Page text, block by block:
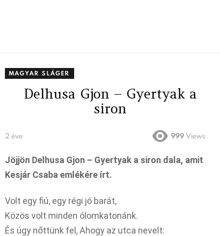
MAGYAR SLÁGER
Delhusa Gjon – Gyertyak a
siron
2 éve 999 Views
Jöjjön Delhusa Gjon – Gyertyak a siron dala, amit
Kesjár Csaba emlékére írt.
Volt egy fiú, egy régi jó barát,
Közös volt minden ólomkatonánk.
És úgy nőttünk fel, Ahogy az utca nevelt: